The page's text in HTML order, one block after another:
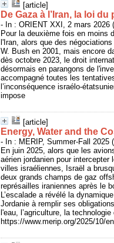
[article]
De Gaza à l’Iran, la loi
- In : ORIENT XXI, 2 mars 2026
Pour la deuxième fois en moins
l'Iran, alors que des
W. Bush en 2001, mais encore
dès octobre 2023, le droit
désormais en parangons de
accompagné toutes les
l’inconséquence israélo-
impose
[article]
Energy, Water and the
- In : MERIP, Summer-Fall 2025
En juin 2025, alors que les
aérien jordanien pour
villes israéliennes, Israël a
deux grands champs de gaz
représailles iraniennes après le
L’escalade a révélé la
Jordanie à remplir ses
l'eau, l’agriculture, la
https://www.merip.org/2025/10/